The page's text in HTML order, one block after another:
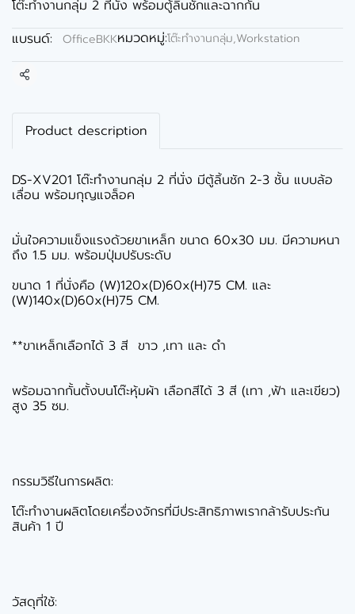
โต๊ะทำงานกลุ่ม 2 ที่นั่ง พร้อมตู้ลิ้นชักและฉากกั้น
แบรนด์:
OfficeBKKหมวดหมู่:โต๊ะทำงานกลุ่ม,Workstation
แชร์
Product description
DS-XV201 โต๊ะทำงานกลุ่ม 2 ที่นั่ง มีตู้ลิ้นชัก 2-3 ชั้น แบบล้อ
เลื่อน พร้อมกุญแจล็อค
มั่นใจความแข็งแรงด้วยขาเหล็ก ขนาด 60x30 มม. มีความหนา
ถึง 1.5 มม. พร้อมปุ่มปรับระดับ
ขนาด 1 ที่นั่งคือ (W)120x(D)60x(H)75 CM. และ
(W)140x(D)60x(H)75 CM.
**ขาเหล็กเลือกได้ 3 สี ขาว ,เทา และ ดำ
พร้อมฉากกั้นตั้งบนโต๊ะหุ้มผ้า เลือกสีได้ 3 สี (เทา ,ฟ้า และเขียว)
สูง 35 ซม.
กรรมวิธีในการผลิต:
โต๊ะทำงานผลิตโดยเครื่องจักรที่มีประสิทธิภาพเรากล้ารับประกัน
สินค้า 1 ปี
วัสดุที่ใช้: